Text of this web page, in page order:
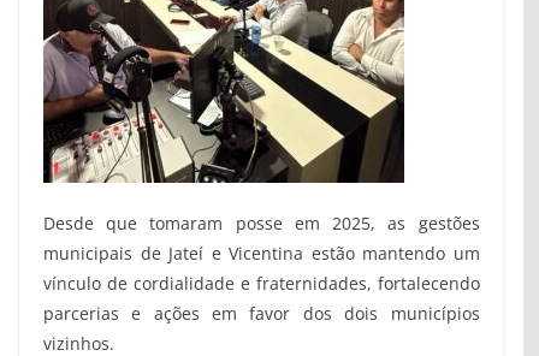
Desde que tomaram posse em 2025, as gestões
municipais de Jateí e Vicentina estão mantendo um
vínculo de cordialidade e fraternidades, fortalecendo
parcerias e ações em favor dos dois municípios
vizinhos.